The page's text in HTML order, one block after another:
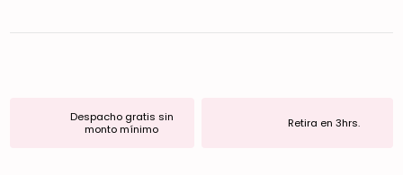
Despacho gratis sin
monto mínimo
Retira en 3hrs.